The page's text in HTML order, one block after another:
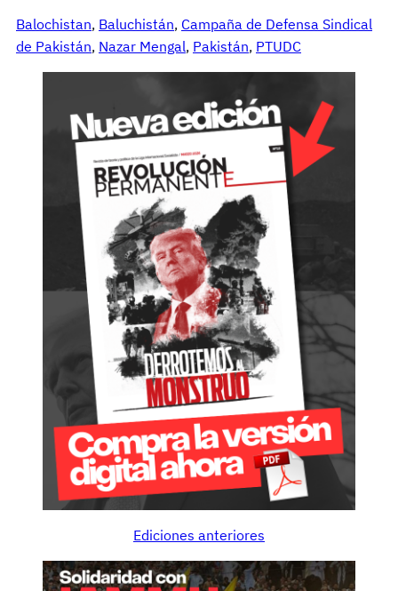
Balochistan, Baluchistán, Campaña de Defensa Sindical
de Pakistán, Nazar Mengal, Pakistán, PTUDC
Ediciones anteriores